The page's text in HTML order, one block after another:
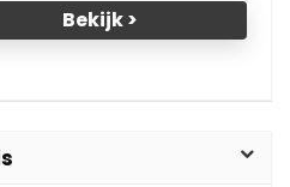
Bekijk >